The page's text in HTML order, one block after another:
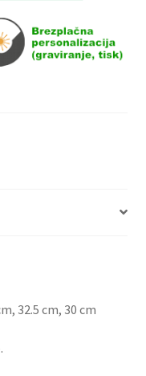
32.5 cm, 30 cm